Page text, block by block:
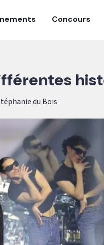
Concours
du Bois